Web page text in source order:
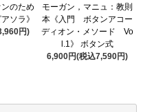
ンのため
ソラ》
円)
モーガン，マニュ：教則
本《入門 ボタンアコー
ディオン・メソード Vo
l.1》 ボタン式
6,900円(税込7,590円)